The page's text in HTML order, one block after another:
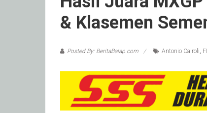
& Klasemen
Posted By: BeritaBalap.com Antonio Cairoli,